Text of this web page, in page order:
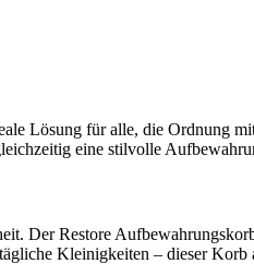
Lösung für alle, die Ordnung
eine stilvolle
Der Restore
Kleinigkeiten – dieser